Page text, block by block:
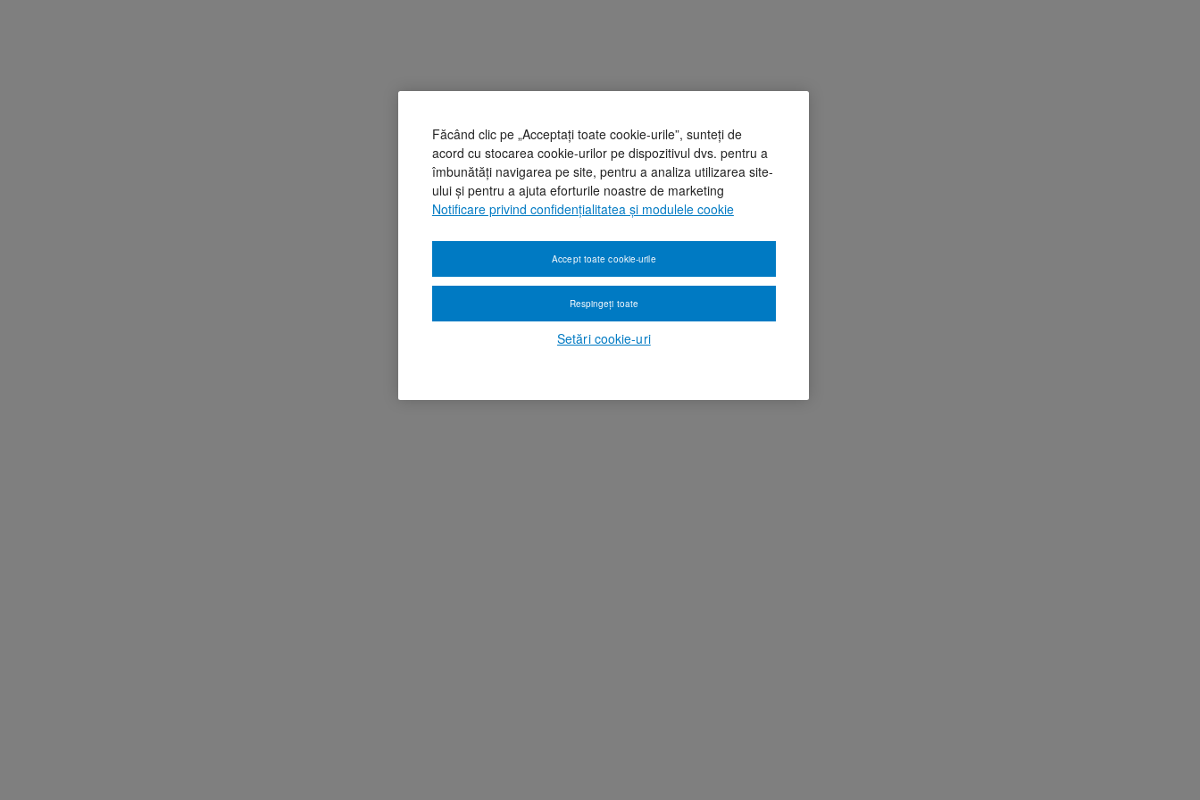
Făcând clic pe „Acceptați toate cookie-urile”, sunteți de
acord cu stocarea cookie-urilor pe dispozitivul dvs. pentru a
îmbunătăți navigarea pe site, pentru a analiza utilizarea site-
ului și pentru a ajuta eforturile noastre de marketing
Notificare privind confidențialitatea și modulele cookie
Setări cookie-uri
Respingeți toate
Accept toate cookie-urile